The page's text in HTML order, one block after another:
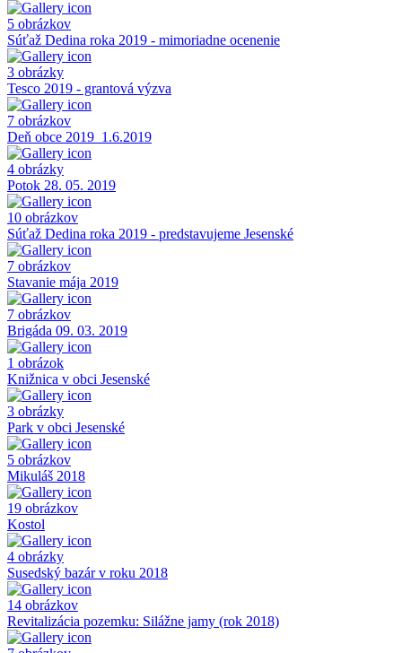
5 obrázkov
Súťaž Dedina roka 2019 - mimoriadne ocenenie
3 obrázky
Tesco 2019 - grantová výzva
7 obrázkov
Deň obce 2019_1.6.2019
4 obrázky
Potok 28. 05. 2019
10 obrázkov
Súťaž Dedina roka 2019 - predstavujeme Jesenské
7 obrázkov
Stavanie mája 2019
7 obrázkov
Brigáda 09. 03. 2019
1 obrázok
Knižnica v obci Jesenské
3 obrázky
Park v obci Jesenské
5 obrázkov
Mikuláš 2018
19 obrázkov
Kostol
4 obrázky
Susedský bazár v roku 2018
14 obrázkov
Revitalizácia pozemku: Silážne jamy (rok 2018)